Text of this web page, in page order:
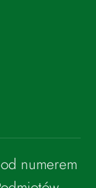
numerem